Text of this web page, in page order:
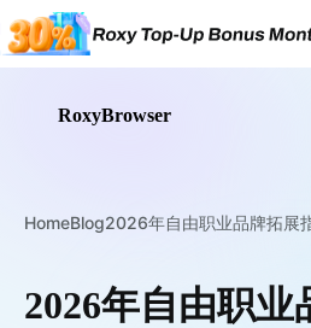
RoxyBrowser
HomeBlog2026年自由职业品牌拓展
2026年自由职业